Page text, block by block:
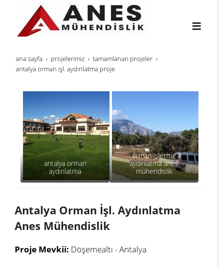
ana sayfa projeleri̇mi̇z
tamamlanan projeler
antalya orman i̇şl. aydınlatma proje
antalya orman
aydınlatma
orman işletme
aydınlatma anes
mühendislik
Antalya Orman İşl. Aydınlatma
Anes Mühendislik
Proje Mevkii: Döşemealtı - Antalya